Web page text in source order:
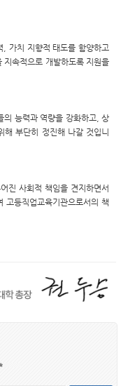
, 가치 지향적 태도를 함양하고
지속적으로 개발하도록 지원을
의 능력과 역량을 강화하고, 상
해 부단히 정진해 나갈 것입니
진 사회적 책임을 견지하면서
고등직업교육기관으로서의 책